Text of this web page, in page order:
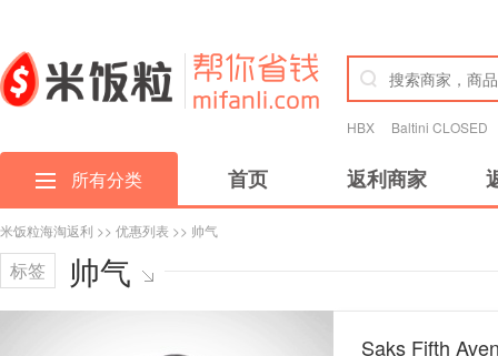
HBX Baltini CLOSED
所有分类 首页 返利商家
米饭粒海淘返利 >> 优惠列表 >> 帅气
标签 帅气
Saks Fifth